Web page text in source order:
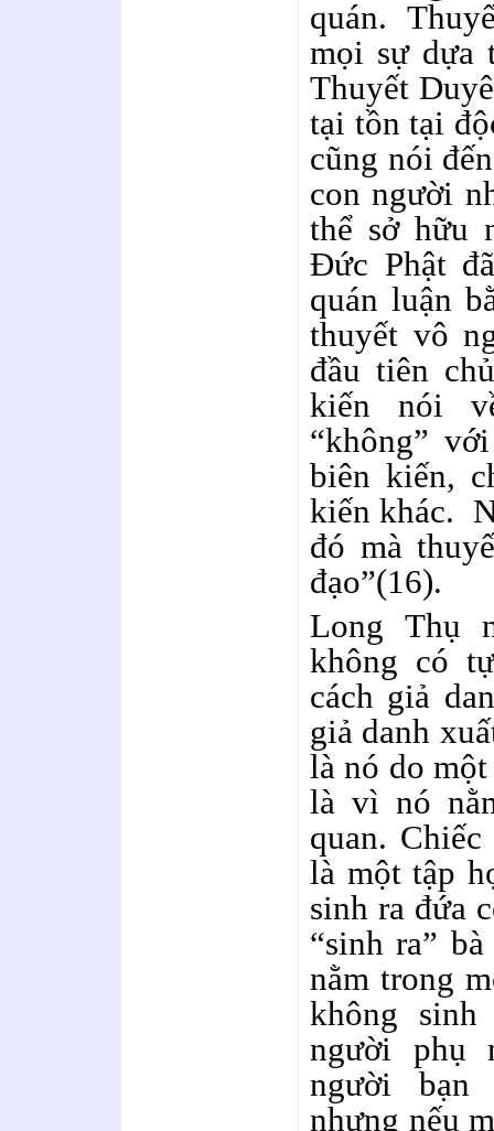
quán.
mọi sự dựa
Thuyết
tại tồn tại
cũng nói
con người
thể sở hữu
Đức Phật
quán luận
thuyết vô
đầu tiên
kiến nói
“không”
biên kiến,
kiến khác.
đó mà
đạo”(16).
Long Thụ
không có
cách giả
giả danh
là nó do
là vì nó
quan.
là một tập
sinh ra đứa
“sinh ra”
nằm trong
không
người phụ
người
nhưng nếu